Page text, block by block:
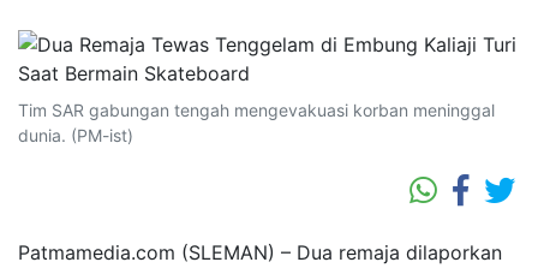
Tim SAR gabungan tengah mengevakuasi korban meninggal
dunia. (PM-ist)
Patmamedia.com (SLEMAN) – Dua remaja dilaporkan